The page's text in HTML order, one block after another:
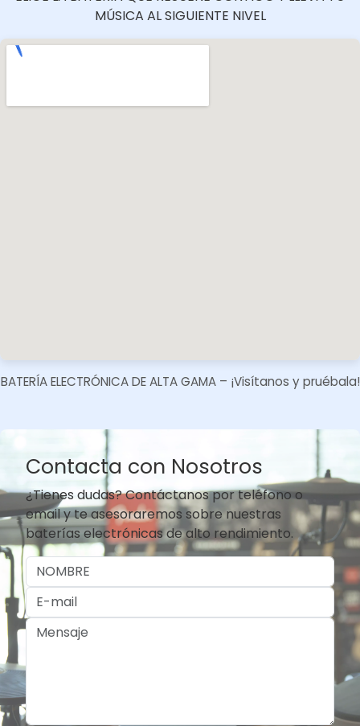
MÚSICA AL SIGUIENTE NIVEL
BATERÍA ELECTRÓNICA DE ALTA GAMA – ¡Visítanos y pruébala!​
Contacta con Nosotros
¿Tienes dudas? Contáctanos por teléfono o
email y te asesoraremos sobre nuestras
baterías electrónicas de alto rendimiento.